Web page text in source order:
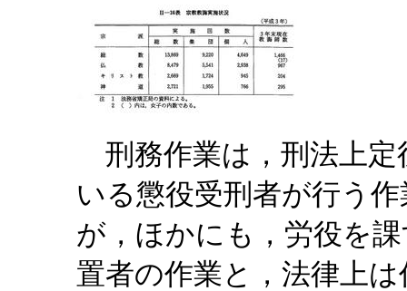
刑務作業は，刑法上定
いる懲役受刑者が行う
が，ほかにも，労役を
置者の作業と，法律上